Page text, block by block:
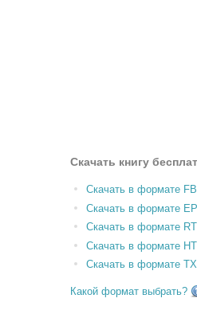
Скачать книгу
Скачать в формате
Скачать в формате
Скачать в формате
Скачать в формате
Скачать в формате
Какой формат выбрать?